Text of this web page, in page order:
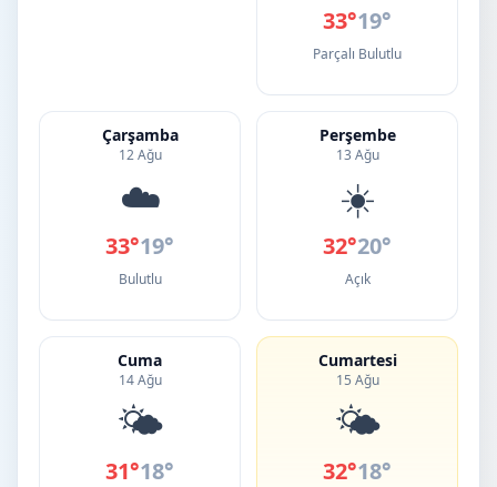
33°19°
Parçalı Bulutlu
Çarşamba
12 Ağu
☁️
33°19°
Bulutlu
Perşembe
13 Ağu
☀️
32°20°
Açık
Cuma
14 Ağu
🌤️
31°18°
Cumartesi
15 Ağu
🌤️
32°18°